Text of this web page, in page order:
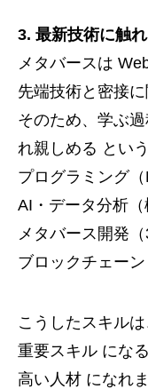
3. 最新技術に触
メタバースは
先端技術と密接に
そのため、学ぶ
れ親しめる とい
プログラミング
AI・データ分析（
メタバース開発
ブロックチェー
こうしたスキル
重要スキル にな
高い人材 になれま